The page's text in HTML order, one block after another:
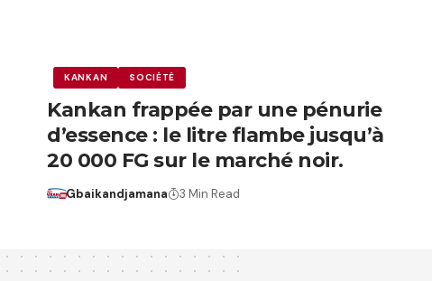
KANKAN SOCIÉTÉ
Kankan frappée par une pénurie
d’essence : le litre flambe jusqu’à
20 000 FG sur le marché noir.
Gbaikandjamana 3 Min Read